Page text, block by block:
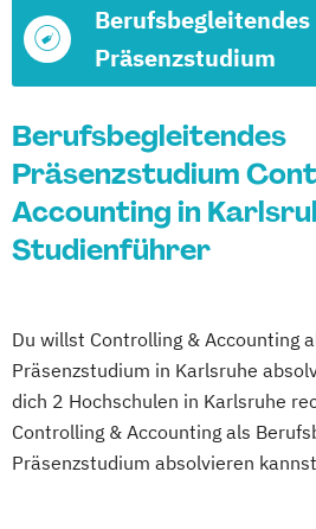
Berufsbegleitendes
Präsenzstudium
Berufsbegleitendes
Präsenzstudium
Accounting in
Studienführer
Du willst Controlling & Accounting
Präsenzstudium in Karlsruhe
dich 2 Hochschulen in Karlsruhe
Controlling & Accounting als
Präsenzstudium absolvieren